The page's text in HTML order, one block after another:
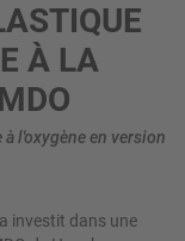
À LA
l'oxygène en version
investit dans une